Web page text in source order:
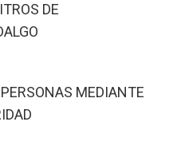
DE
MEDIANTE